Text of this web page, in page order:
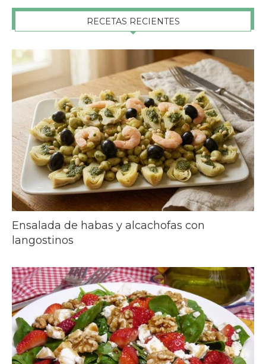
RECETAS RECIENTES
Ensalada de habas y alcachofas con
langostinos